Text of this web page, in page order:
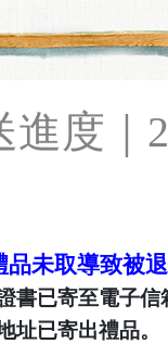
度｜
品未取導致被
書已寄至電子信
址已寄出禮品。